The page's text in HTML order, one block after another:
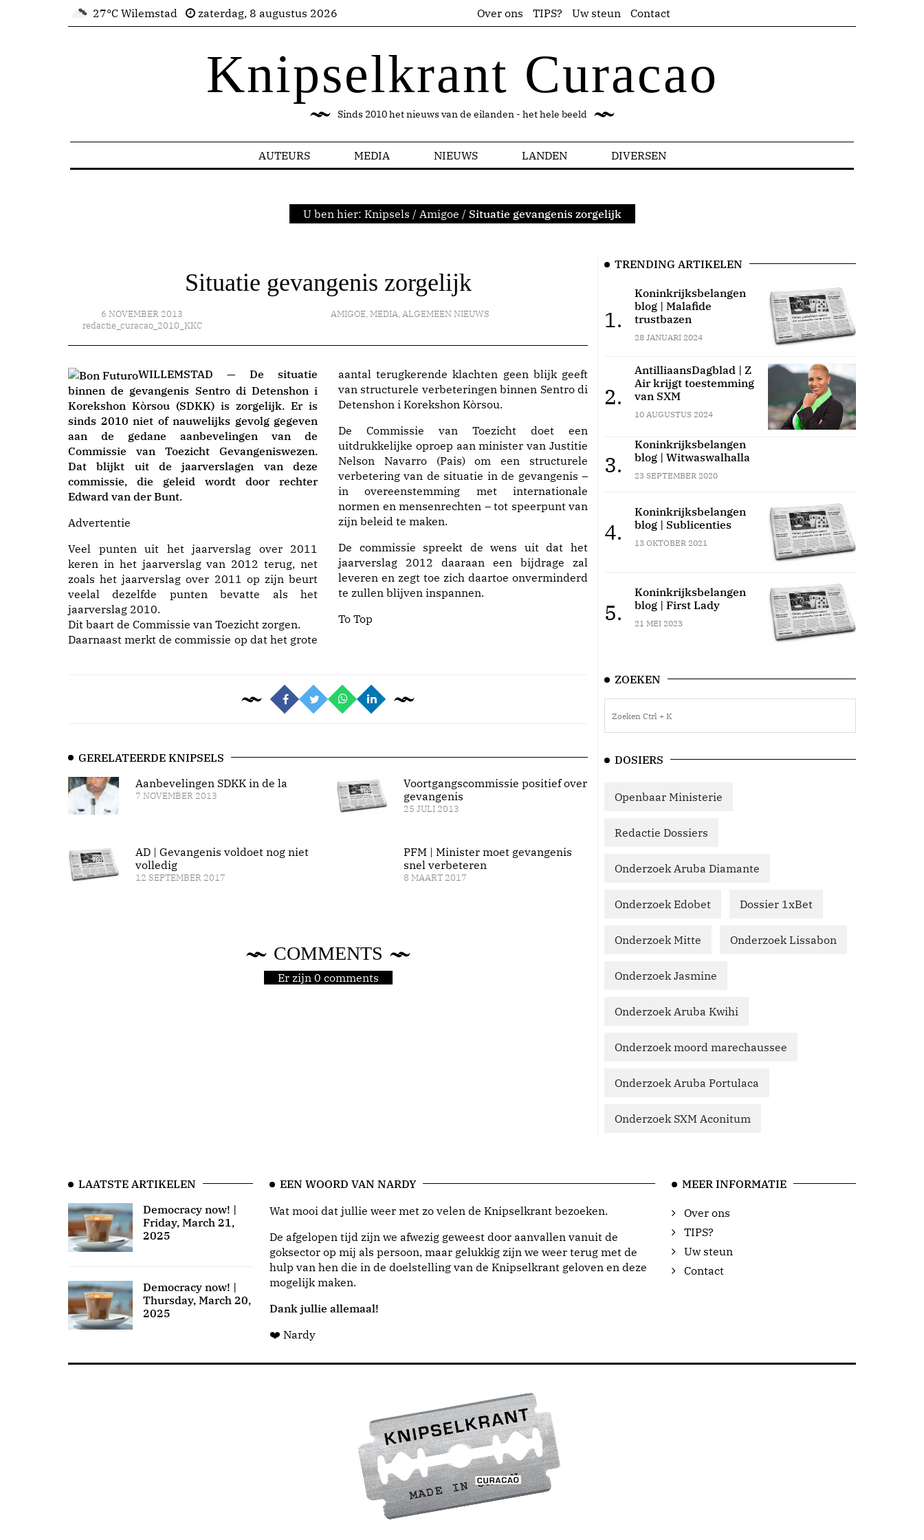
27°C Wilemstad zaterdag, 8 augustus 2026 Over ons TIPS? Uw steun Contact
Knipselkrant Curacao
Sinds 2010 het nieuws van de eilanden - het hele beeld
AUTEURS MEDIA NIEUWS LANDEN DIVERSEN
U ben hier: Knipsels / Amigoe / Situatie gevangenis zorgelijk
Situatie gevangenis zorgelijk
6 NOVEMBER 2013
redactie_curacao_2010_KKC
AMIGOE,MEDIA,ALGEMEEN NIEUWS
WILLEMSTAD — De situatie
binnen de gevangenis Sentro di Detenshon i
Korekshon Kòrsou (SDKK) is zorgelijk. Er is
sinds 2010 niet of nauwelijks gevolg gegeven
aan de gedane aanbevelingen van de
Commissie van Toezicht Gevangeniswezen.
Dat blijkt uit de jaarverslagen van deze
commissie, die geleid wordt door rechter
Edward van der Bunt.
Advertentie
Veel punten uit het jaarverslag over 2011
keren in het jaarverslag van 2012 terug, net
zoals het jaarverslag over 2011 op zijn beurt
veelal dezelfde punten bevatte als het
jaarverslag 2010.
Dit baart de Commissie van Toezicht zorgen.
Daarnaast merkt de commissie op dat het grote
aantal terugkerende klachten geen blijk geeft
van structurele verbeteringen binnen Sentro di
Detenshon i Korekshon Kòrsou.
De Commissie van Toezicht doet een
uitdrukkelijke oproep aan minister van Justitie
Nelson Navarro (Pais) om een structurele
verbetering van de situatie in de gevangenis –
in overeenstemming met internationale
normen en mensenrechten – tot speerpunt van
zijn beleid te maken.
De commissie spreekt de wens uit dat het
jaarverslag 2012 daaraan een bijdrage zal
leveren en zegt toe zich daartoe onverminderd
te zullen blijven inspannen.
To Top
GERELATEERDE KNIPSELS
Aanbevelingen SDKK in de la
7 NOVEMBER 2013
AD | Gevangenis voldoet nog niet
volledig
12 SEPTEMBER 2017
Voortgangscommissie positief over
gevangenis
25 JULI 2013
PFM | Minister moet gevangenis
snel verbeteren
8 MAART 2017
COMMENTS
Er zijn 0 comments
TRENDING ARTIKELEN
1.
Koninkrijksbelangen
blog | Malafide
trustbazen
28 JANUARI 2024
2.
AntilliaansDagblad | Z
Air krijgt toestemming
van SXM
10 AUGUSTUS 2024
3.
Koninkrijksbelangen
blog | Witwaswalhalla
23 SEPTEMBER 2020
4.
Koninkrijksbelangen
blog | Sublicenties
13 OKTOBER 2021
5.
Koninkrijksbelangen
blog | First Lady
21 MEI 2023
ZOEKEN
DOSIERS
Openbaar Ministerie
Redactie Dossiers
Onderzoek Aruba Diamante
Onderzoek Edobet Dossier 1xBet
Onderzoek Mitte Onderzoek Lissabon
Onderzoek Jasmine
Onderzoek Aruba Kwihi
Onderzoek moord marechaussee
Onderzoek Aruba Portulaca
Onderzoek SXM Aconitum
LAATSTE ARTIKELEN
Democracy now! |
Friday, March 21,
2025
Democracy now! |
Thursday, March 20,
2025
EEN WOORD VAN NARDY
Wat mooi dat jullie weer met zo velen de Knipselkrant bezoeken.
De afgelopen tijd zijn we afwezig geweest door aanvallen vanuit de
goksector op mij als persoon, maar gelukkig zijn we weer terug met de
hulp van hen die in de doelstelling van de Knipselkrant geloven en deze
mogelijk maken.
Dank jullie allemaal!
❤️ Nardy
MEER INFORMATIE
Over ons
TIPS?
Uw steun
Contact